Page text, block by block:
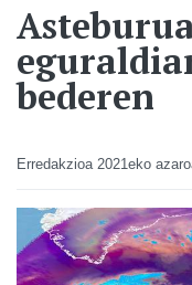
bederen
Erredakzioa 2021eko